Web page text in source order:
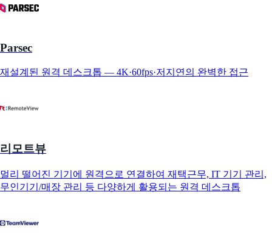
Parsec
재설계된 원격 데스크톱 — 4K·60fps·저지연의 완벽한 접근
리모트뷰
멀리 떨어진 기기에 원격으로 연결하여 재택근무, IT 기기 관리,
무인기기/매장 관리 등 다양하게 활용되는 원격 데스크톱